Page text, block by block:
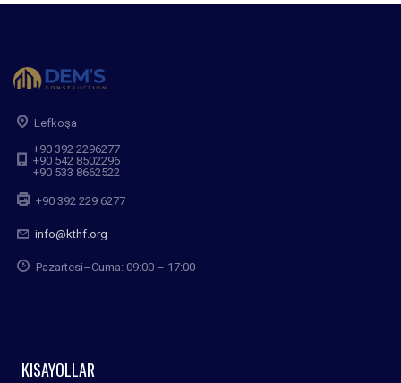
Lefkoşa
+90 392 2296277
+90 542 8502296
+90 533 8662522
+90 392 229 6277
info@kthf.org
Pazartesi–Cuma: 09:00 – 17:00
KISAYOLLAR